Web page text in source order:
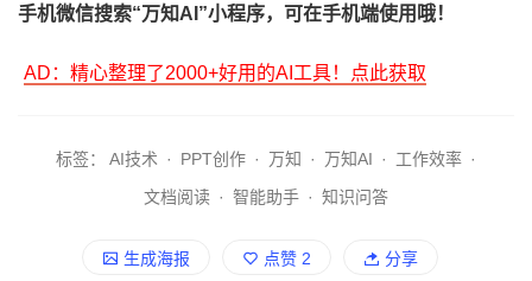
手机微信搜索“万知AI”小程序，可在手机端使用哦！
AD：精心整理了2000+好用的AI工具！点此获取
标签： AI技术 · PPT创作 · 万知 · 万知AI · 工作效率 ·
文档阅读 · 智能助手 · 知识问答
生成海报 点赞 2 分享